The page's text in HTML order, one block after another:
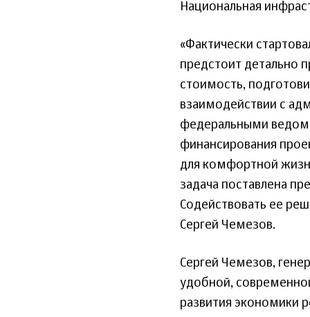
Национальная
«Фактически
предстоит детально
стоимость,
взаимодействии с
федеральными
финансирования
для комфортной
задача поставлена
Содействовать ее
Сергей Чемезов.
Сергей Чемезов,
удобной,
развития экономики